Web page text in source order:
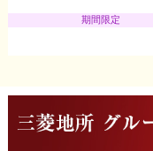
期間限定